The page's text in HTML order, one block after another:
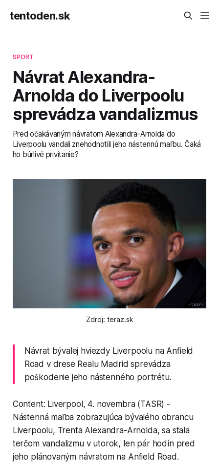
tentoden.sk
SPORT
Návrat Alexandra-
Arnolda do Liverpoolu
sprevádza vandalizmus
Pred očakávaným návratom Alexandra-Arnolda do
Liverpoolu vandali znehodnotili jeho nástennú maľbu. Čaká
ho búrlivé privítanie?
Zdroj: teraz.sk
Návrat bývalej hviezdy Liverpoolu na Anfield
Road v drese Realu Madrid sprevádza
poškodenie jeho nástenného portrétu.
Content: Liverpool, 4. novembra (TASR) -
Nástenná maľba zobrazujúca bývalého obrancu
Liverpoolu, Trenta Alexandra-Arnolda, sa stala
terčom vandalizmu v utorok, len pár hodín pred
jeho plánovaným návratom na Anfield Road.